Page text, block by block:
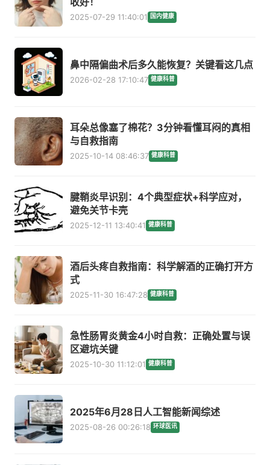
2025-07-29 11:40:01 国内健康
鼻中隔偏曲术后多久能恢复？关键看这几点
2026-02-28 17:10:47 健康科普
耳朵总像塞了棉花？3分钟看懂耳闷的真相
与自救指南
2025-10-14 08:46:37 健康科普
腱鞘炎早识别：4个典型症状+科学应对，
避免关节卡壳
2025-12-11 13:40:41 健康科普
酒后头疼自救指南：科学解酒的正确打开方
式
2025-11-30 16:47:28 健康科普
急性肠胃炎黄金4小时自救：正确处置与误
区避坑关键
2025-10-30 11:12:01 健康科普
2025年6月28日人工智能新闻综述
2025-08-26 00:26:18 环球医讯